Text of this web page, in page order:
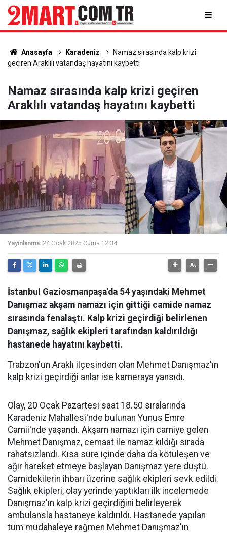
Anasayfa Karadeniz
Namaz sırasında kalp krizi
geçiren Araklılı vatandaş hayatını kaybetti
Namaz sırasında kalp krizi geçiren
Araklılı vatandaş hayatını kaybetti
Yayınlanma: 24 Ocak 2025 Cuma 12:34
İstanbul Gaziosmanpaşa'da 54 yaşındaki Mehmet
Danışmaz akşam namazı için gittiği camide namaz
sırasında fenalaştı. Kalp krizi geçirdiği belirlenen
Danışmaz, sağlık ekipleri tarafından kaldırıldığı
hastanede hayatını kaybetti.
Trabzon'un Araklı ilçesinden olan Mehmet Danışmaz'ın
kalp krizi geçirdiği anlar ise kameraya yansıdı.
Olay, 20 Ocak Pazartesi saat 18.50 sıralarında
Karadeniz Mahallesi'nde bulunan Yunus Emre
Camii'nde yaşandı. Akşam namazı için camiye gelen
Mehmet Danışmaz, cemaat ile namaz kıldığı sırada
rahatsızlandı. Kısa süre içinde daha da kötüleşen ve
ağır hareket etmeye başlayan Danışmaz yere düştü.
Camidekilerin ihbarı üzerine sağlık ekipleri sevk edildi.
Sağlık ekipleri, olay yerinde yaptıkları ilk incelemede
Danışmaz'ın kalp krizi geçirdiğini belirleyerek
ambulansla hastaneye kaldırıldı. Hastanede yapılan
tüm müdahaleye rağmen Mehmet Danışmaz'ın